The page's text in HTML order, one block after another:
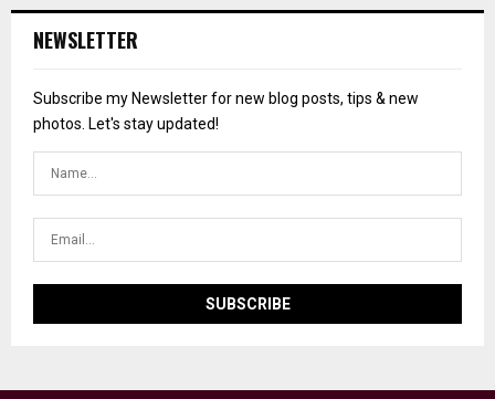
NEWSLETTER
Subscribe my Newsletter for new blog posts, tips & new
photos. Let's stay updated!